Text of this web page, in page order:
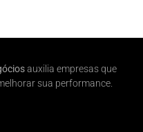
auxilia empresas que
sua performance.